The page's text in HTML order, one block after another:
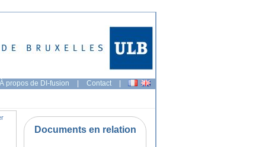
À propos de DI-fusion | Contact |
Documents en relation